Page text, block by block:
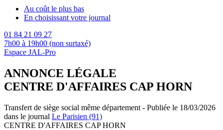
Au coût le plus bas
En choisissant votre journal
01 84 21 09 27
7h00 à 19h00 (non surtaxé)
Espace JAL-Pro
ANNONCE LÉGALE
CENTRE D'AFFAIRES CAP HORN
Transfert de siège social même département - Publiée le 18/03/2026
dans le journal Le Parisien (91)
CENTRE D'AFFAIRES CAP HORN